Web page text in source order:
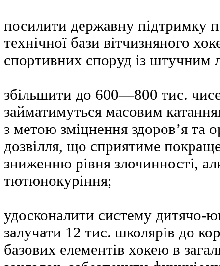
посилити державну підтримку
технічної бази вітчизняного
спортивних споруд із штучним
збільшити до 600—800 тис.
займатимуться масовим
з метою зміцнення здоров’я та
дозвілля, що сприятиме
зниженню рівня злочинності,
тютюнокуріння;
удосконалити систему дитячо-
залучати 12 тис. школярів до
базових елементів хокею в